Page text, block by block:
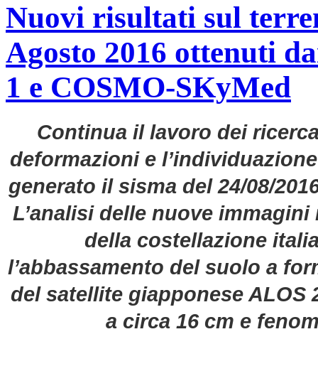
Nuovi risultati sul
Agosto 2016 ottenuti
1 e COSMO-SKyMed
Continua il lavoro dei
deformazioni e
generato il sisma del 24/08/
L’analisi delle nuove
della costellazione
l’abbassamento del suolo a
del satellite giapponese
a circa 16 cm e